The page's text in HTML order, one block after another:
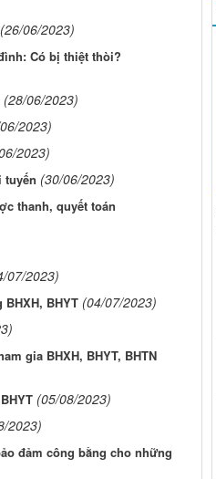
(26/06/2023)
Có bị thiệt thòi?
(28/06/2023)
2023)
2023)
tuyến (30/06/2023)
thanh, quyết toán
07/2023)
BHYT (04/07/2023)
gia BHXH, BHYT, BHTN
(05/08/2023)
2023)
đảm công bằng cho những